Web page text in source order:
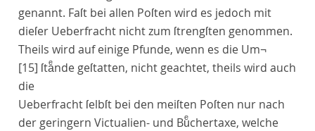
genannt. Faſt bei allen Poſten wird es jedoch mit
dieſer Ueberfracht nicht zum ſtrengſten genommen.
Theils wird auf einige Pfunde, wenn es die Um¬
[15] ſtaͤnde geſtatten, nicht geachtet, theils wird auch
die
Ueberfracht ſelbſt bei den meiſten Poſten nur nach
der geringern Victualien- und Buͤchertaxe, welche